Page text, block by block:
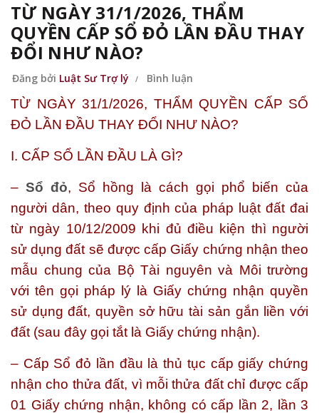
TỪ NGÀY 31/1/2026, THẨM
QUYỀN CẤP SỔ ĐỎ LẦN ĐẦU THAY
ĐỔI NHƯ NÀO?
Đăng bởi Luật Sư Trợ lý Bình luận
TỪ NGÀY 31/1/2026, THẨM QUYỀN CẤP SỔ
ĐỎ LẦN ĐẦU THAY ĐỔI NHƯ NÀO?
I. CẤP SỔ LẦN ĐẦU LÀ GÌ?
– Sổ đỏ, Sổ hồng là cách gọi phổ biến của
người dân, theo quy định của pháp luật đất đai
từ ngày 10/12/2009 khi đủ điều kiện thì người
sử dụng đất sẽ được cấp Giấy chứng nhận theo
mẫu chung của Bộ Tài nguyên và Môi trường
với tên gọi pháp lý là Giấy chứng nhận quyền
sử dụng đất, quyền sở hữu tài sản gắn liền với
đất (sau đây gọi tắt là Giấy chứng nhận).
– Cấp Sổ đỏ lần đầu là thủ tục cấp giấy chứng
nhận cho thửa đất, vì mỗi thửa đất chỉ được cấp
01 Giấy chứng nhận, không có cấp lần 2, lần 3